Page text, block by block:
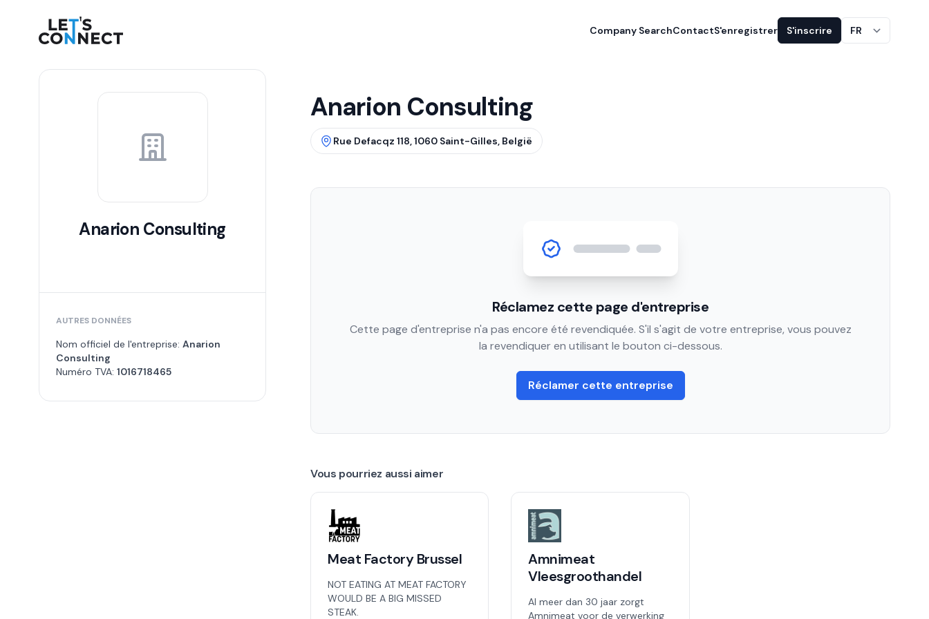
Let's Connect Company SearchContactS'enregistrer S'inscrire FR
Anarion Consulting
AUTRES DONNÉES
Nom officiel de l'entreprise: Anarion
Consulting
Numéro TVA: 1016718465
Anarion Consulting
Rue Defacqz 118, 1060 Saint-Gilles, België
Réclamez cette page d'entreprise
Cette page d'entreprise n'a pas encore été revendiquée. S'il s'agit de votre entreprise, vous pouvez
la revendiquer en utilisant le bouton ci-dessous.
Réclamer cette entreprise
Vous pourriez aussi aimer
Meat Factory Brussel
NOT EATING AT MEAT FACTORY
WOULD BE A BIG MISSED
STEAK.
Amnimeat
Vleesgroothandel
Al meer dan 30 jaar zorgt
Amnimeat voor de verwerking